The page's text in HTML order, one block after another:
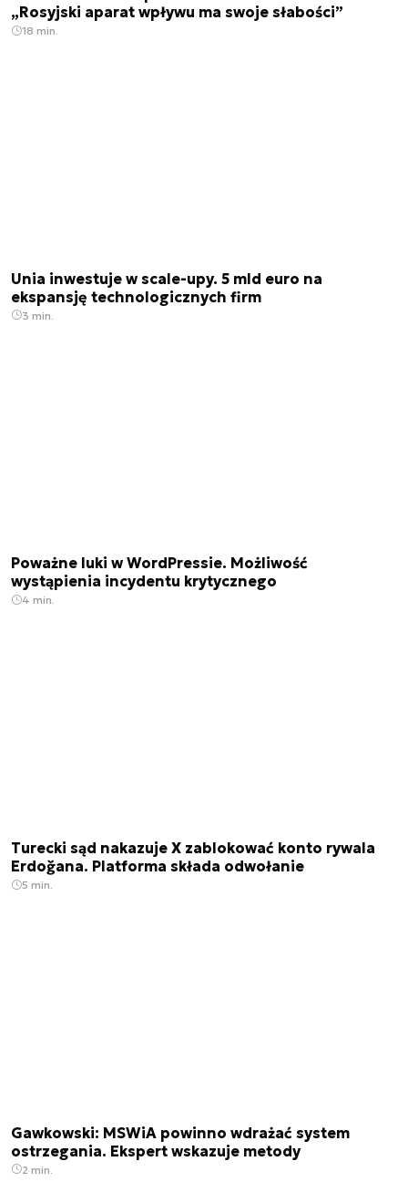
„Rosyjski aparat wpływu ma swoje słabości”
18 min.
Unia inwestuje w scale-upy. 5 mld euro na
ekspansję technologicznych firm
3 min.
Poważne luki w WordPressie. Możliwość
wystąpienia incydentu krytycznego
4 min.
Turecki sąd nakazuje X zablokować konto rywala
Erdoğana. Platforma składa odwołanie
5 min.
Gawkowski: MSWiA powinno wdrażać system
ostrzegania. Ekspert wskazuje metody
2 min.